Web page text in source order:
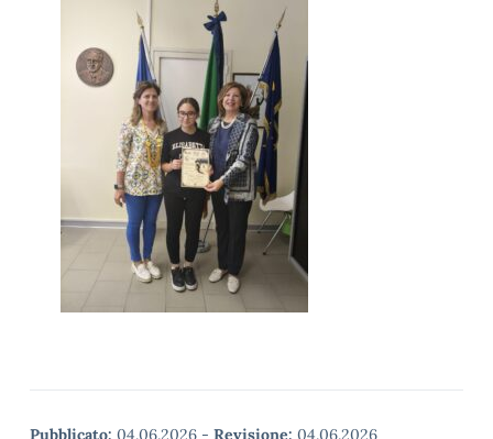
Pubblicato: 04.06.2026 - Revisione: 04.06.2026